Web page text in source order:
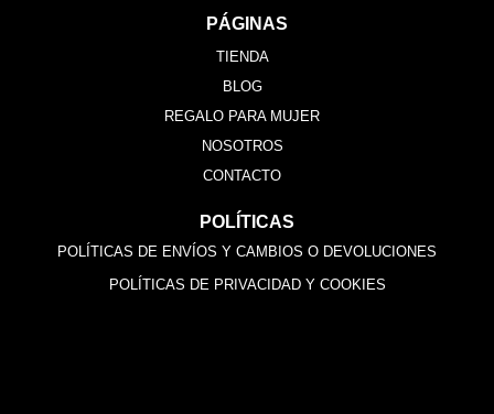
PÁGINAS
TIENDA
BLOG
REGALO PARA MUJER
NOSOTROS
CONTACTO
POLÍTICAS
POLÍTICAS DE ENVÍOS Y CAMBIOS O DEVOLUCIONES
POLÍTICAS DE PRIVACIDAD Y COOKIES